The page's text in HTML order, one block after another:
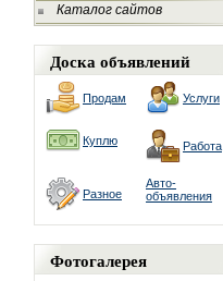
Каталог сайтов
Доска объявлений
Продам Услуги
Куплю Работа
Разное
Авто-
объявления
Фотогалерея